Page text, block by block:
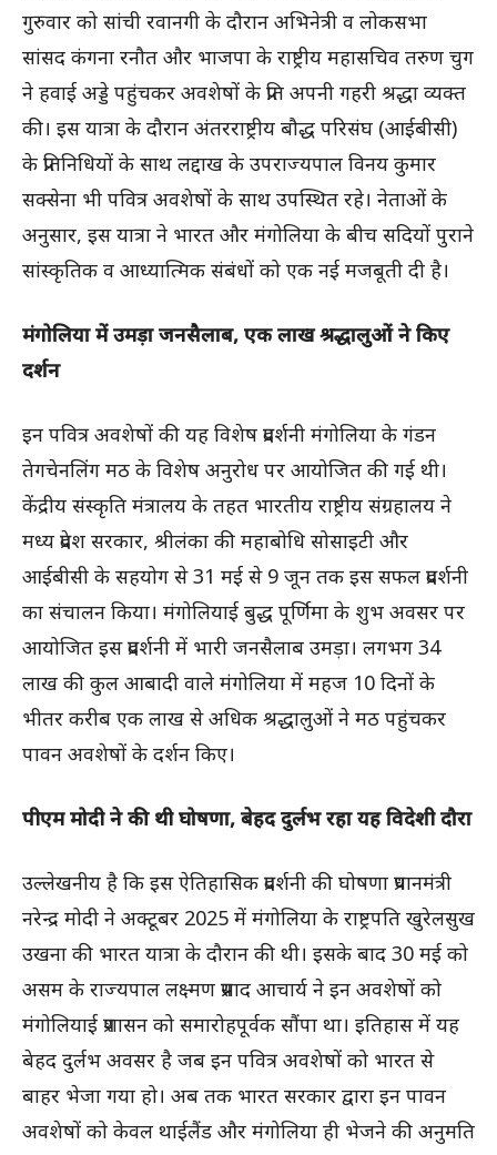
गुरुवार को सांची रवानगी के दौरान अभिनेत्री व लोकसभा
सांसद कंगना रनौत और भाजपा के राष्ट्रीय महासचिव तरुण चुग
ने हवाई अड्डे पहुंचकर अवशेषों के प्रति अपनी गहरी श्रद्धा व्यक्त
की। इस यात्रा के दौरान अंतरराष्ट्रीय बौद्ध परिसंघ (आईबीसी)
के प्रतिनिधियों के साथ लद्दाख के उपराज्यपाल विनय कुमार
सक्सेना भी पवित्र अवशेषों के साथ उपस्थित रहे। नेताओं के
अनुसार, इस यात्रा ने भारत और मंगोलिया के बीच सदियों पुराने
सांस्कृतिक व आध्यात्मिक संबंधों को एक नई मजबूती दी है।
मंगोलिया में उमड़ा जनसैलाब, एक लाख श्रद्धालुओं ने किए
दर्शन
इन पवित्र अवशेषों की यह विशेष प्रदर्शनी मंगोलिया के गंडन
तेगचेनलिंग मठ के विशेष अनुरोध पर आयोजित की गई थी।
केंद्रीय संस्कृति मंत्रालय के तहत भारतीय राष्ट्रीय संग्रहालय ने
मध्य प्रदेश सरकार, श्रीलंका की महाबोधि सोसाइटी और
आईबीसी के सहयोग से 31 मई से 9 जून तक इस सफल प्रदर्शनी
का संचालन किया। मंगोलियाई बुद्ध पूर्णिमा के शुभ अवसर पर
आयोजित इस प्रदर्शनी में भारी जनसैलाब उमड़ा। लगभग 34
लाख की कुल आबादी वाले मंगोलिया में महज 10 दिनों के
भीतर करीब एक लाख से अधिक श्रद्धालुओं ने मठ पहुंचकर
पावन अवशेषों के दर्शन किए।
पीएम मोदी ने की थी घोषणा, बेहद दुर्लभ रहा यह विदेशी दौरा
उल्लेखनीय है कि इस ऐतिहासिक प्रदर्शनी की घोषणा प्रधानमंत्री
नरेन्द्र मोदी ने अक्टूबर 2025 में मंगोलिया के राष्ट्रपति खुरेलसुख
उखना की भारत यात्रा के दौरान की थी। इसके बाद 30 मई को
असम के राज्यपाल लक्ष्मण प्रसाद आचार्य ने इन अवशेषों को
मंगोलियाई प्रशासन को समारोहपूर्वक सौंपा था। इतिहास में यह
बेहद दुर्लभ अवसर है जब इन पवित्र अवशेषों को भारत से
बाहर भेजा गया हो। अब तक भारत सरकार द्वारा इन पावन
अवशेषों को केवल थाईलैंड और मंगोलिया ही भेजने की अनुमति